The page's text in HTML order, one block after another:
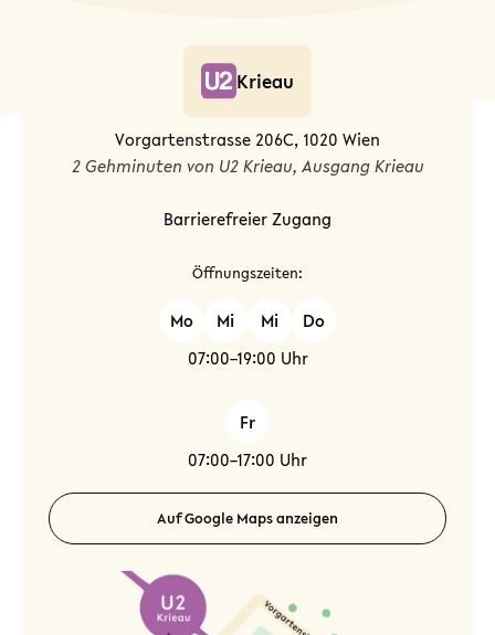
Krieau
Vorgartenstrasse 206C, 1020 Wien
2 Gehminuten von U2 Krieau, Ausgang Krieau
Barrierefreier Zugang
Öffnungszeiten:
Mo Mi Mi
Do
07:00–19:00 Uhr
Fr
07:00–17:00 Uhr
Auf Google Maps anzeigen